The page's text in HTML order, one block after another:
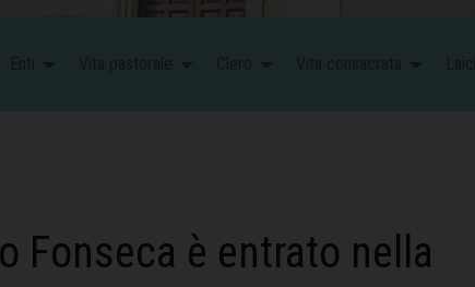
Fonseca è entrato nella